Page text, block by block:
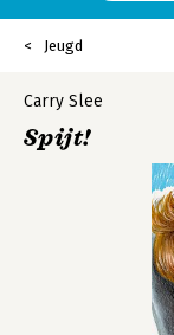
Jeugd
Carry Slee
Spijt!